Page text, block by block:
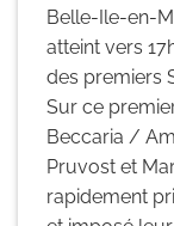
Belle-Ile-en-
atteint vers
des premiers
Sur ce
Beccaria /
Pruvost et
rapidement